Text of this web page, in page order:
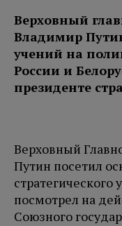
Верховный
Владимир
учений на
России и
президенте
Верховный
Путин посетил
стратегического
посмотрел на
Союзного